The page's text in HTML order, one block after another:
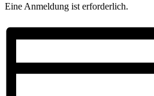
Eine Anmeldung ist erforderlich.